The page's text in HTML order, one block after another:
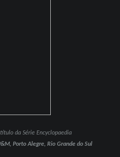
da Série Encyclopaedia
Porto Alegre, Rio Grande do Sul